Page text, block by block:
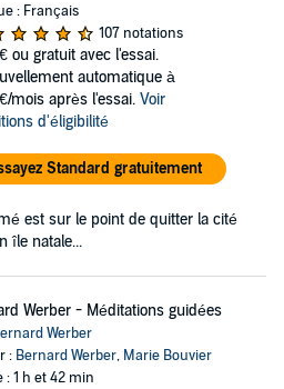
: Français
107 notations
ou gratuit avec l'essai.
automatique à
mois après l'essai. Voir
d'éligibilité
Standard gratuitement
est sur le point de quitter la cité
île natale...
Werber - Méditations guidées
Werber
: Bernard Werber, Marie Bouvier
: 1 h et 42 min